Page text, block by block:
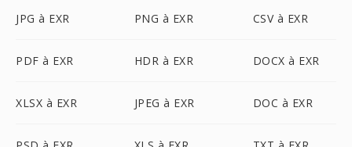
JPG à EXR PNG à EXR CSV à EXR
PDF à EXR HDR à EXR DOCX à EXR
XLSX à EXR JPEG à EXR DOC à EXR